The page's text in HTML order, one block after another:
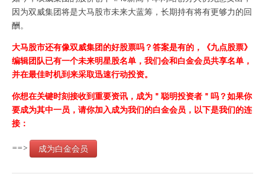
因为双威集团将是大马股市未来大蓝筹，长期持有将有更够力的回
酬。
大马股市还有像双威集团的好股票吗？答案是有的，《九点股票》
编辑团队已有一个未来明星股名单，我们会和白金会员共享名单，
并在最佳时机到来采取迅速行动投资。
你想在关键时刻接收到重要资讯，成为＂聪明投资者＂吗？如果你
要成为其中一员，请你加入成为我们的白金会员，以下是我们的连
接：
==> 成为白金会员